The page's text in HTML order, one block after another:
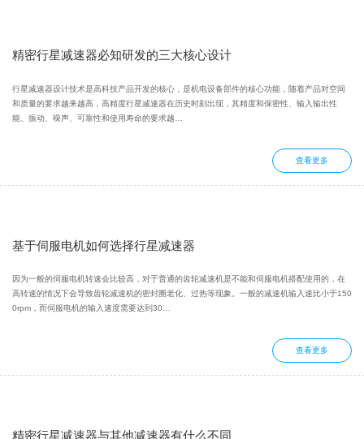
精密行星减速器必知研发的三大核心设计
行星减速器设计技术是高科技产品开发的核心，是机电设备部件的核心功能，随着产品对空间
和质量的要求越来越高，高精度行星减速器在历史时刻出现，其精度和保密性、输入输出性
能、振动、噪声、可靠性和使用寿命的要求越…
查看更多
基于伺服电机如何选择行星减速器
因为一般的伺服电机转速会比较高，对于普通的齿轮减速机是不能和伺服电机搭配使用的，在
高转速的情况下会导致齿轮减速机的密封圈老化、过热等现象。一般的减速机输入速比小于150
0rpm，而伺服电机的输入速度需要达到30…
查看更多
精密行星减速器与其他减速器有什么不同